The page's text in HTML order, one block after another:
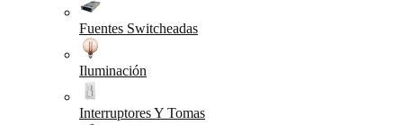
Fuentes Switcheadas
Iluminación
Interruptores Y Tomas